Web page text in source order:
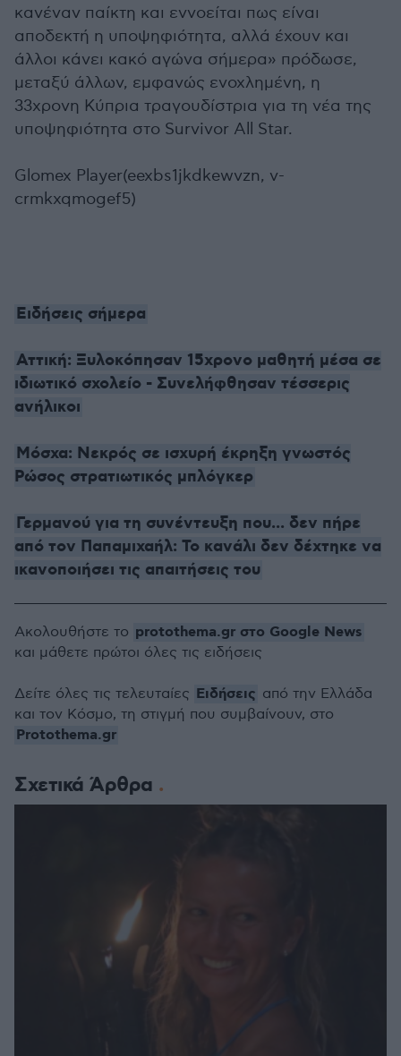
κανέναν παίκτη και εννοείται πως είναι
αποδεκτή η υποψηφιότητα, αλλά έχουν και
άλλοι κάνει κακό αγώνα σήμερα» πρόδωσε,
μεταξύ άλλων, εμφανώς ενοχλημένη, η
33χρονη Κύπρια τραγουδίστρια για τη νέα της
υποψηφιότητα στο Survivor All Star.
Glomex Player(eexbs1jkdkewvzn, v-
crmkxqmogef5)
Ειδήσεις σήμερα
Αττική: Ξυλοκόπησαν 15χρονο μαθητή μέσα σε
ιδιωτικό σχολείο - Συνελήφθησαν τέσσερις
ανήλικοι
Μόσχα: Νεκρός σε ισχυρή έκρηξη γνωστός
Ρώσος στρατιωτικός μπλόγκερ
Γερμανού για τη συνέντευξη που... δεν πήρε
από τον Παπαμιχαήλ: Το κανάλι δεν δέχτηκε να
ικανοποιήσει τις απαιτήσεις του
Σχετικά Άρθρα
Ακολουθήστε το protothema.gr στο Google News
και μάθετε πρώτοι όλες τις ειδήσεις
Δείτε όλες τις τελευταίες Ειδήσεις από την Ελλάδα
και τον Κόσμο, τη στιγμή που συμβαίνουν, στο
Protothema.gr